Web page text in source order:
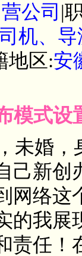
公司 |
机、
地区:安
模式
未婚
己新创
网络
的我展
责任！